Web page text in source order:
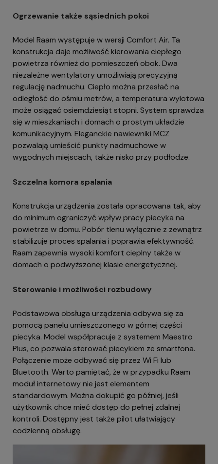
Ogrzewanie także sąsiednich pokoi
Model Raam występuje w wersji Comfort Air. Ta
konstrukcja daje możliwość kierowania ciepłego
powietrza również do pomieszczeń obok. Dwa
niezależne wentylatory umożliwiają precyzyjną
regulację nadmuchu. Ciepło można przesłać na
odległość do ośmiu metrów, a temperatura wylotowa
może osiągać osiemdziesiąt stopni. System sprawdza
się w mieszkaniach i domach o prostym układzie
komunikacyjnym. Eleganckie nawiewniki MCZ
pozwalają umieścić punkty nadmuchowe w
wygodnych miejscach, także nisko przy podłodze.
Szczelna komora spalania
Konstrukcja urządzenia została opracowana tak, aby
do minimum ograniczyć wpływ pracy piecyka na
powietrze w domu. Pobór tlenu wyłącznie z zewnątrz
stabilizuje proces spalania i poprawia efektywność.
Raam zapewnia wysoki komfort cieplny także w
domach o podwyższonej klasie energetycznej.
Sterowanie i możliwości rozbudowy
Podstawowa obsługa urządzenia odbywa się za
pomocą panelu umieszczonego w górnej części
piecyka. Model współpracuje z systemem Maestro
Plus, co pozwala sterować piecykiem ze smartfona.
Połączenie może odbywać się przez Wi Fi lub
Bluetooth. Warto pamiętać, że w przypadku Raam
moduł internetowy nie jest elementem
standardowym. Można dokupić go później, jeśli
użytkownik chce mieć dostęp do pełnej zdalnej
kontroli. Dostępny jest także pilot ułatwiający
codzienną obsługę.